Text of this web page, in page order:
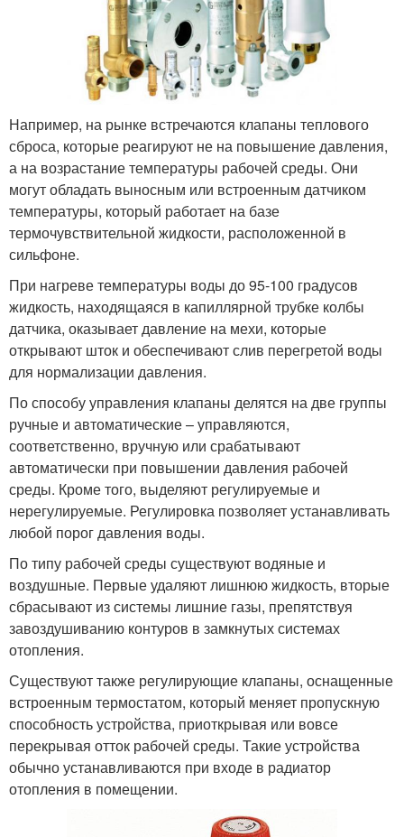
Например, на рынке встречаются клапаны теплового
сброса, которые реагируют не на повышение давления,
а на возрастание температуры рабочей среды. Они
могут обладать выносным или встроенным датчиком
температуры, который работает на базе
термочувствительной жидкости, расположенной в
сильфоне.
При нагреве температуры воды до 95-100 градусов
жидкость, находящаяся в капиллярной трубке колбы
датчика, оказывает давление на мехи, которые
открывают шток и обеспечивают слив перегретой воды
для нормализации давления.
По способу управления клапаны делятся на две группы
ручные и автоматические – управляются,
соответственно, вручную или срабатывают
автоматически при повышении давления рабочей
среды. Кроме того, выделяют регулируемые и
нерегулируемые. Регулировка позволяет устанавливать
любой порог давления воды.
По типу рабочей среды существуют водяные и
воздушные. Первые удаляют лишнюю жидкость, вторые
сбрасывают из системы лишние газы, препятствуя
завоздушиванию контуров в замкнутых системах
отопления.
Существуют также регулирующие клапаны, оснащенные
встроенным термостатом, который меняет пропускную
способность устройства, приоткрывая или вовсе
перекрывая отток рабочей среды. Такие устройства
обычно устанавливаются при входе в радиатор
отопления в помещении.